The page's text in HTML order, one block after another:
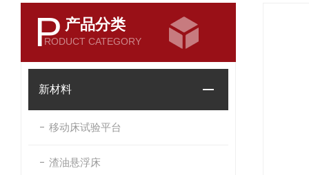
P 产品分类
RODUCT CATEGORY
新材料
移动床试验平台
渣油悬浮床